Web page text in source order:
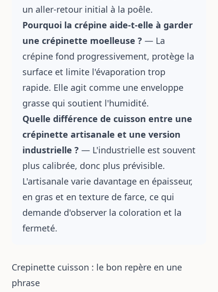
un aller-retour initial à la poêle.
Pourquoi la crépine aide-t-elle à garder
une crépinette moelleuse ? — La
crépine fond progressivement, protège la
surface et limite l'évaporation trop
rapide. Elle agit comme une enveloppe
grasse qui soutient l'humidité.
Quelle différence de cuisson entre une
crépinette artisanale et une version
industrielle ? — L'industrielle est souvent
plus calibrée, donc plus prévisible.
L'artisanale varie davantage en épaisseur,
en gras et en texture de farce, ce qui
demande d'observer la coloration et la
fermeté.
Crepinette cuisson : le bon repère en une
phrase